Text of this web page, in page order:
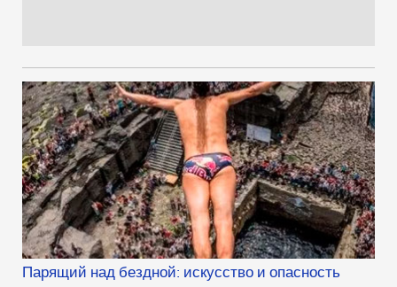
Парящий над бездной: искусство и опасность